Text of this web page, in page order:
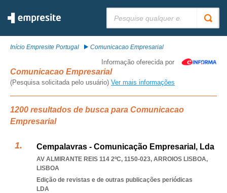
Início Empresite Portugal Comunicacao Empresarial
Informação oferecida por
Comunicacao Empresarial
(Pesquisa solicitada pelo usuário) Ver mais informações
1200 resultados de busca para Comunicacao
Empresarial
Cempalavras - Comunicação Empresarial, Lda
AV ALMIRANTE REIS 114 2ºC, 1150-023, ARROIOS LISBOA,
LISBOA
Edição de revistas e de outras publicações periódicas
LDA